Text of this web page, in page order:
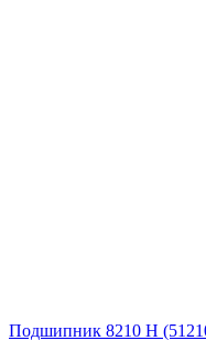
Подшипник 8210 Н